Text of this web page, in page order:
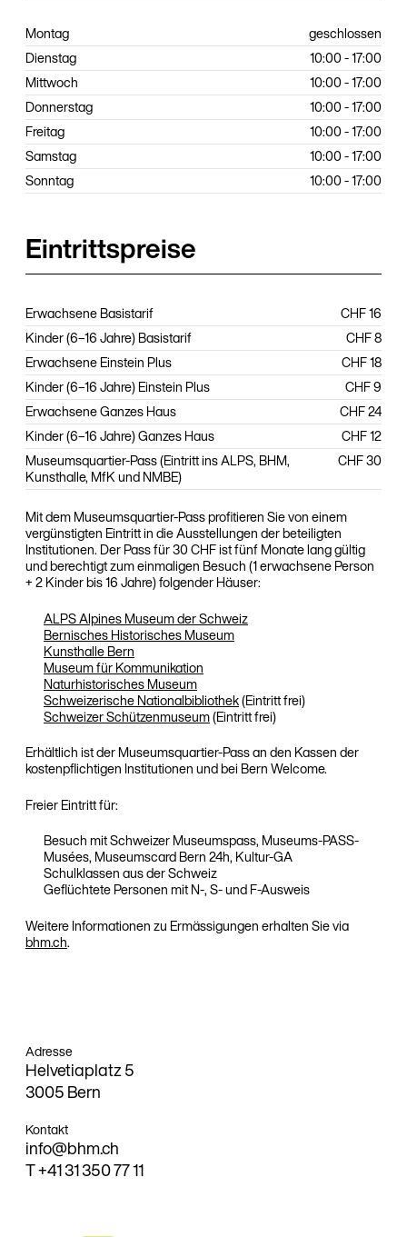
Montag
geschlossen
Dienstag
10:00 - 17:00
Mittwoch
10:00 - 17:00
Donnerstag
10:00 - 17:00
Freitag
10:00 - 17:00
Samstag
10:00 - 17:00
Sonntag
10:00 - 17:00
Eintrittspreise
Erwachsene Basistarif
CHF 16
Kinder (6–16 Jahre) Basistarif
CHF 8
Erwachsene Einstein Plus
CHF 18
Kinder (6–16 Jahre) Einstein Plus
CHF 9
Erwachsene Ganzes Haus
CHF 24
Kinder (6–16 Jahre) Ganzes Haus
CHF 12
Museumsquartier-Pass (Eintritt ins ALPS, BHM,
Kunsthalle, MfK und NMBE)
CHF 30
Mit dem Museumsquartier-Pass profitieren Sie von einem
vergünstigten Eintritt in die Ausstellungen der beteiligten
Institutionen. Der Pass für 30 CHF ist fünf Monate lang gültig
und berechtigt zum einmaligen Besuch (1 erwachsene Person
+ 2 Kinder bis 16 Jahre) folgender Häuser:
ALPS Alpines Museum der Schweiz
Bernisches Historisches Museum
Kunsthalle Bern
Museum für Kommunikation
Naturhistorisches Museum
Schweizerische Nationalbibliothek(Eintritt frei)
Schweizer Schützenmuseum(Eintritt frei)
Erhältlich ist der Museumsquartier-Pass an den Kassen der
kostenpflichtigen Institutionen und bei Bern Welcome.
Freier Eintritt für:
Besuch mit Schweizer Museumspass, Museums-PASS-
Musées, Museumscard Bern 24h, Kultur-GA
Schulklassen aus der Schweiz
Geflüchtete Personen mit N-, S- und F-Ausweis
Weitere Informationen zu Ermässigungen erhalten Sie via
bhm.ch.
Adresse
Helvetiaplatz 5
3005 Bern
Kontakt
info@bhm.ch
T+41 31 350 77 11